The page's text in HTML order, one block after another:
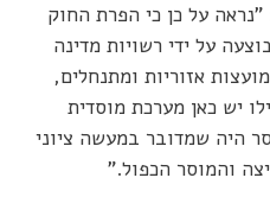
על כן כי הפרת החוק
על ידי רשויות מדינה
אזוריות ומתנחלים,
יש כאן מערכת מוסדית
היה שמדובר במעשה ציוני
והמוסר הכפול."